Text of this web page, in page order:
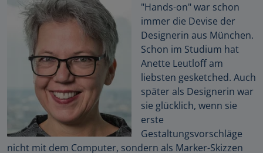
"Hands-on" war schon
immer die Devise der
Designerin aus München.
Schon im Studium hat
Anette Leutloff am
liebsten gesketched. Auch
später als Designerin war
sie glücklich, wenn sie
erste
Gestaltungsvorschläge
nicht mit dem Computer, sondern als Marker-Skizzen